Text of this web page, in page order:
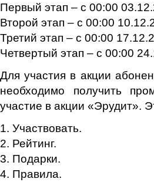
Первый этап – с 00:00
Второй этап – с 00:00
Третий этап – с 00:00
Четвертый этап – с 00:00
Для участия в акции
необходимо получить
участие в акции
1. Участвовать.
2. Рейтинг.
3. Подарки.
4. Правила.